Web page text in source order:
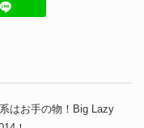
Tumblr
はお手の物！Big Lazy